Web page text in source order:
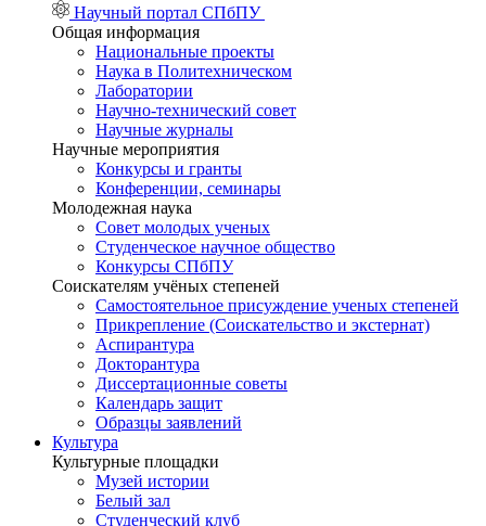
Научный портал СПбПУ
Общая информация
Национальные проекты
Наука в Политехническом
Лаборатории
Научно-технический совет
Научные журналы
Научные мероприятия
Конкурсы и гранты
Конференции, семинары
Молодежная наука
Совет молодых ученых
Студенческое научное общество
Конкурсы СПбПУ
Соискателям учёных степеней
Самостоятельное присуждение ученых степеней
Прикрепление (Соискательство и экстернат)
Аспирантура
Докторантура
Диссертационные советы
Календарь защит
Образцы заявлений
Культура
Культурные площадки
Музей истории
Белый зал
Студенческий клуб